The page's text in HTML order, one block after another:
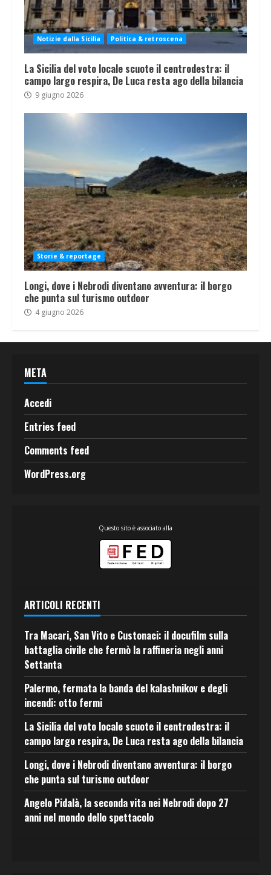
Notizie dalla Sicilia Politica & retroscena
La Sicilia del voto locale scuote il centrodestra: il
campo largo respira, De Luca resta ago della bilancia
9 giugno 2026
Storie & reportage
Longi, dove i Nebrodi diventano avventura: il borgo
che punta sul turismo outdoor
4 giugno 2026
META
Accedi
Entries feed
Comments feed
WordPress.org
Questo sito è associato alla
ARTICOLI RECENTI
Tra Macari, San Vito e Custonaci: il docufilm sulla
battaglia civile che fermò la raffineria negli anni
Settanta
Palermo, fermata la banda del kalashnikov e degli
incendi: otto fermi
La Sicilia del voto locale scuote il centrodestra: il
campo largo respira, De Luca resta ago della bilancia
Longi, dove i Nebrodi diventano avventura: il borgo
che punta sul turismo outdoor
Angelo Pidalà, la seconda vita nei Nebrodi dopo 27
anni nel mondo dello spettacolo